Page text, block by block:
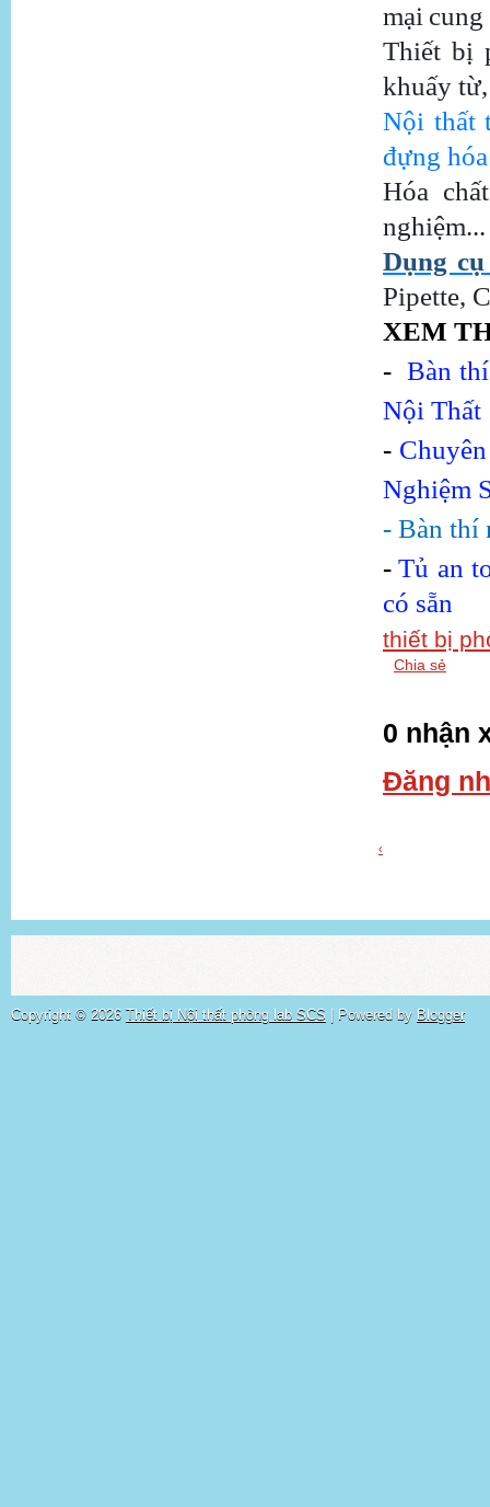
mại cung
Thiết bị
khuấy
Nội thất
đựng
Hóa
nghiệm...
Dụng
Pipette,
XEM
- Bàn
Nội Thất
-
Nghiệm
- Bàn thí
- Tủ an
có sẵn
thiết bị
Chia sẻ
0 nhận
Đăng
‹
Copyright © 2026 Thiết bị Nội thất phòng lab SCS | Powered by Blogger